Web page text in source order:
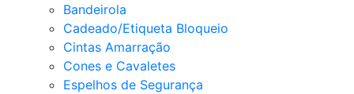
Bandeirola
Cadeado/Etiqueta Bloqueio
Cintas Amarração
Cones e Cavaletes
Espelhos de Segurança